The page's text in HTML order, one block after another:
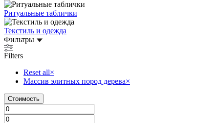
Ритуальные таблички
Текстиль и одежда
Фильтры
Filters
Reset all×
Массив элитных пород дерева×
Стоимость